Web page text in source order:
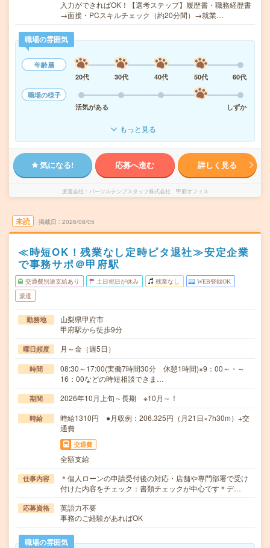
入力ができればOK！【選考ステップ】履歴書・職務経歴書
→面接・PCスキルチェック（約20分間）→就業…
職場の雰囲気
年齢層
20代
30代 40代 50代
60代
職場の様子
活気がある
しずか
もっと見る
気になる! 応募へ進む 詳しく見る
派遣会社 パーソルテンプスタッフ株式会社 甲府オフィス
未読 掲載日 2026/08/05
≪時短OK！残業なし定時ピタ退社≫安定企業
で事務サポ＠甲府駅
交通費別途支給あり 土日祝日が休み 残業なし WEB登録OK
派遣
勤務地
山梨県甲府市
甲府駅から徒歩9分
曜日頻度 月～金（週5日）
時間
08:30～17:00(実働7時間30分 休憩1時間)※9：00～・～
16：00などの時短相談できま…
期間 2026年10月上旬～長期 ※10月～！
時給
時給1310円 ●月収例：206.325円（月21日×7h30m）+交
通費
交通費
全額支給
仕事内容
＊個人ローンの申請受付後の対応・店舗や専門部署で受け
付けた内容をチェック：書類チェックが中心です＊デ…
応募資格
英語力不要
事務のご経験があればOK
職場の雰囲気